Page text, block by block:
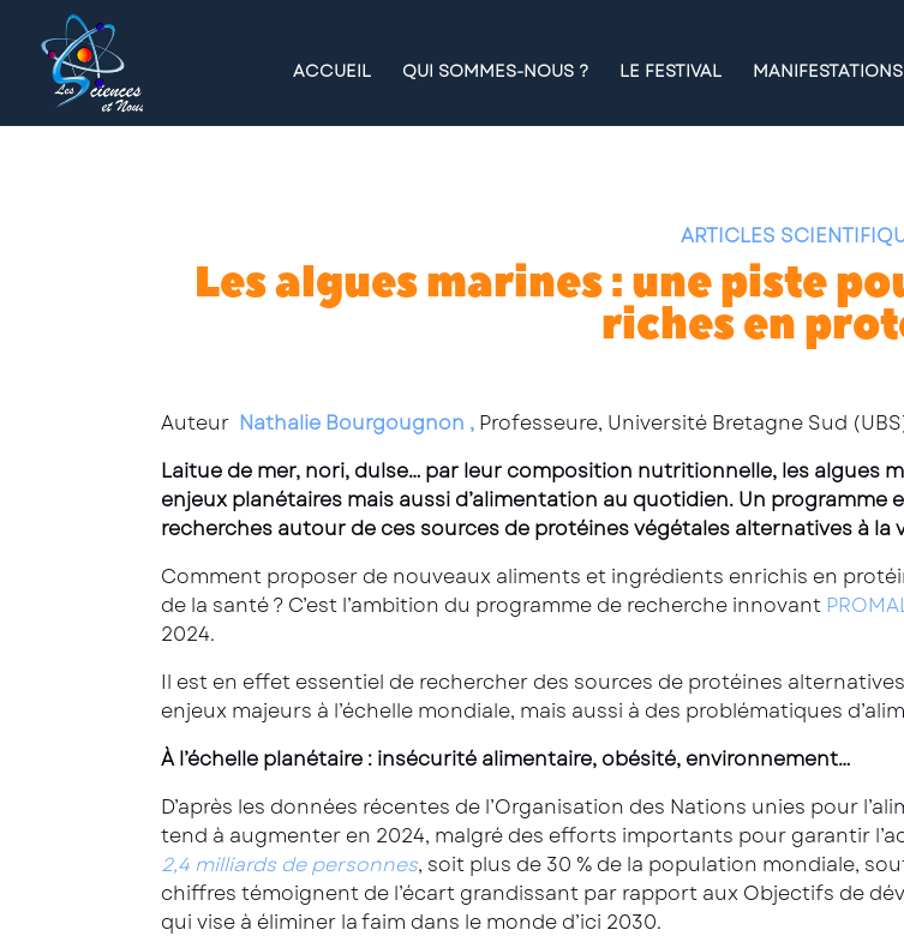
ACCUEIL QUI SOMMES-NOUS ? LE FESTIVAL MANIFESTATIONS
ARTICLES
Les algues marines : une piste
riches en
Auteur Nathalie Bourgougnon , Professeure, Université Bretagne Sud
Laitue de mer, nori, dulse… par leur composition nutritionnelle, les algues
enjeux planétaires mais aussi d’alimentation au quotidien. Un
recherches autour de ces sources de protéines végétales alternatives à la
Comment proposer de nouveaux aliments et ingrédients enrichis en
de la santé ? C’est l’ambition du programme de recherche innovant
2024.
Il est en effet essentiel de rechercher des sources de protéines
enjeux majeurs à l’échelle mondiale, mais aussi à des problématiques
À l’échelle planétaire : insécurité alimentaire, obésité, environnement…
D’après les données récentes de l’Organisation des Nations unies pour
tend à augmenter en 2024, malgré des efforts importants pour garantir
2,4 milliards de personnes, soit plus de 30 % de la population mondiale,
chiffres témoignent de l’écart grandissant par rapport aux Objectifs de
qui vise à éliminer la faim dans le monde d’ici 2030.